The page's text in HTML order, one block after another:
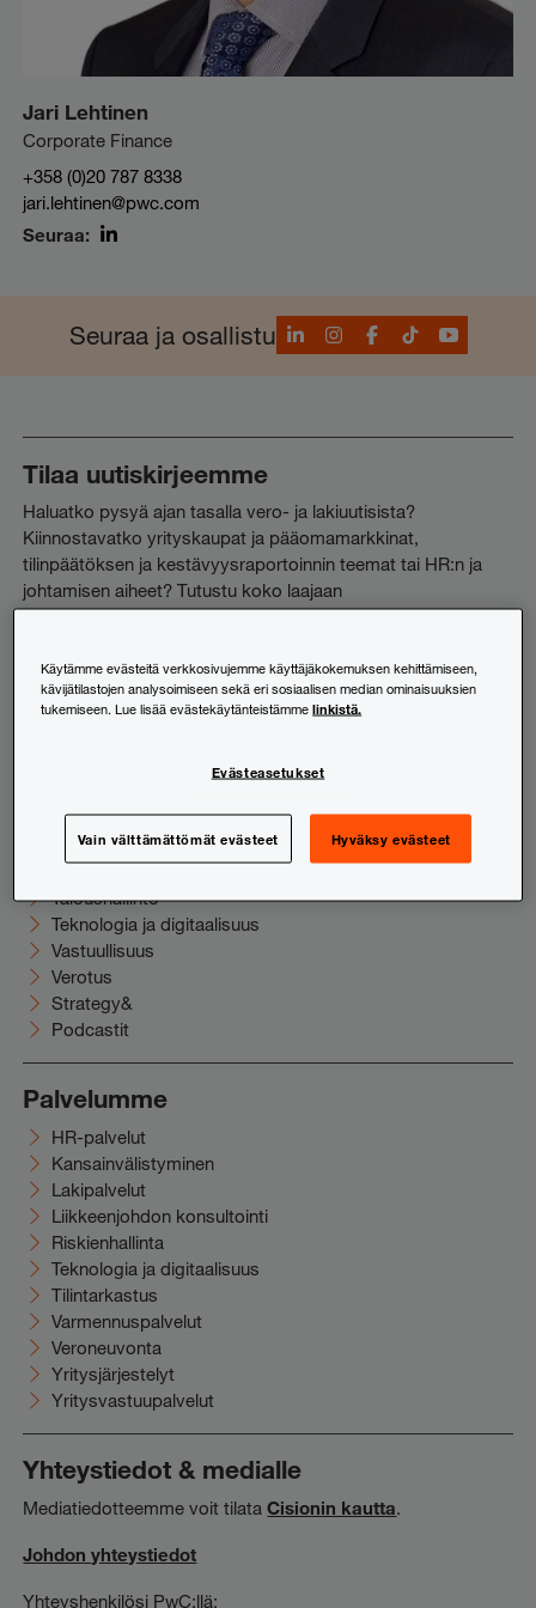
Jari Lehtinen
Corporate Finance
+358 (0)20 787 8338
jari.lehtinen@pwc.com
Seuraa:
Seuraa ja osallistuLinkedInInstagram
Facebook
TikTokYouTube
Tilaa uutiskirjeemme
Haluatko pysyä ajan tasalla vero- ja lakiuutisista?
Kiinnostavatko yrityskaupat ja pääomamarkkinat,
tilinpäätöksen ja kestävyysraportoinnin teemat tai HR:n ja
johtamisen aiheet? Tutustu koko laajaan
uutiskirjevalikoimaamme ja tilaa juuri sinua kiinnostavat
Tutustu ja tilaa
Elinkeinoelämä
HR ja johtaminen
Juridiikka
Taloushallinto
Teknologia ja digitaalisuus
Vastuullisuus
Verotus
Strategy&
Podcastit
Palvelumme
HR-palvelut
Kansainvälistyminen
Lakipalvelut
Liikkeenjohdon konsultointi
Riskienhallinta
Teknologia ja digitaalisuus
Tilintarkastus
Varmennuspalvelut
Veroneuvonta
Yritysjärjestelyt
Yritysvastuupalvelut
Yhteystiedot & medialle
Mediatiedotteemme voit tilataCisionin kautta.
Johdon yhteystiedot
Yhteyshenkilösi PwC:llä:
Käytämme evästeitä verkkosivujemme käyttäjäkokemuksen kehittämiseen,
kävijätilastojen analysoimiseen sekä eri sosiaalisen median ominaisuuksien
tukemiseen. Lue lisää evästekäytänteistämmelinkistä.
Evästeasetukset
Vain välttämättömät evästeet Hyväksy evästeet